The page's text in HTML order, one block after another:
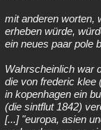
mit anderen worten,
erheben würde,
ein neues paar pole
Wahrscheinlich war
die von frederic klee
in kopenhagen ein
(die sintflut 1842)
[...] "europa, asien